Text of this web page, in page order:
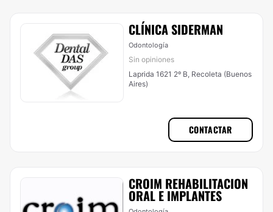
CLÍNICA SIDERMAN
Odontología
Sin opiniones
Laprida 1621 2º B, Recoleta (Buenos
Aires)
CONTACTAR
CROIM REHABILITACION
ORAL E IMPLANTES